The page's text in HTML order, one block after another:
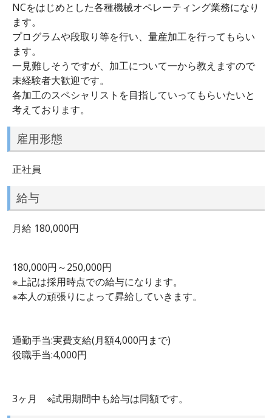
NCをはじめとした各種機械オペレーティング業務になり
ます。
プログラムや段取り等を行い、量産加工を行ってもらい
ます。
一見難しそうですが、加工について一から教えますので
未経験者大歓迎です。
各加工のスペシャリストを目指していってもらいたいと
考えております。
雇用形態
正社員
給与
月給 180,000円
180,000円～250,000円
※上記は採用時点での給与になります。
※本人の頑張りによって昇給していきます。
通勤手当:実費支給(月額4,000円まで)
役職手当:4,000円
3ヶ月 ※試用期間中も給与は同額です。